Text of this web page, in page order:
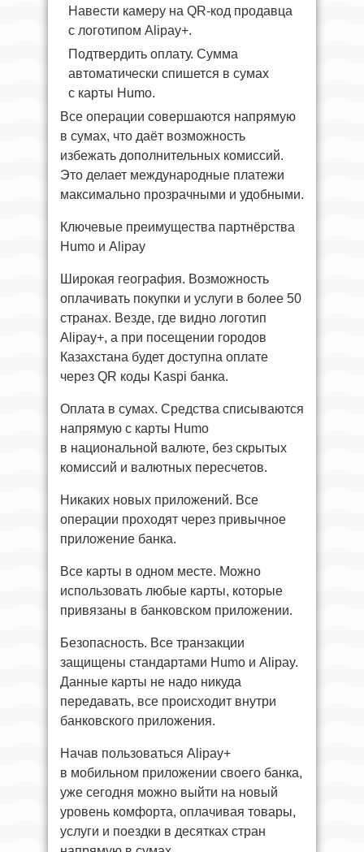
Навести камеру на QR-код продавца
с логотипом Alipay+.
Подтвердить оплату. Сумма
автоматически спишется в сумах
с карты Humo.
Все операции совершаются напрямую
в сумах, что даёт возможность
избежать дополнительных комиссий.
Это делает международные платежи
максимально прозрачными и удобными.
Ключевые преимущества партнёрства
Humo и Alipay
Широкая география. Возможность
оплачивать покупки и услуги в более 50
странах. Везде, где видно логотип
Alipay+, а при посещении городов
Казахстана будет доступна оплате
через QR коды Kaspi банка.
Оплата в сумах. Средства списываются
напрямую с карты Humo
в национальной валюте, без скрытых
комиссий и валютных пересчетов.
Никаких новых приложений. Все
операции проходят через привычное
приложение банка.
Все карты в одном месте. Можно
использовать любые карты, которые
привязаны в банковском приложении.
Безопасность. Все транзакции
защищены стандартами Humo и Alipay.
Данные карты не надо никуда
передавать, все происходит внутри
банковского приложения.
Начав пользоваться Alipay+
в мобильном приложении своего банка,
уже сегодня можно выйти на новый
уровень комфорта, оплачивая товары,
услуги и поездки в десятках стран